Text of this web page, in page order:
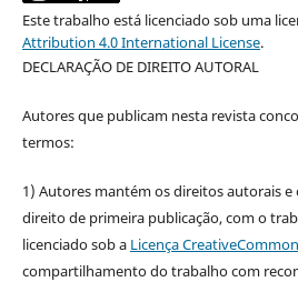
Este trabalho está licenciado sob uma
Attribution 4.0 International License.
DECLARAÇÃO DE DIREITO AUTORAL
Autores que publicam nesta revista
termos:
1) Autores mantém os direitos autorais e
direito de primeira publicação, com o
licenciado sob a Licença
compartilhamento do trabalho com